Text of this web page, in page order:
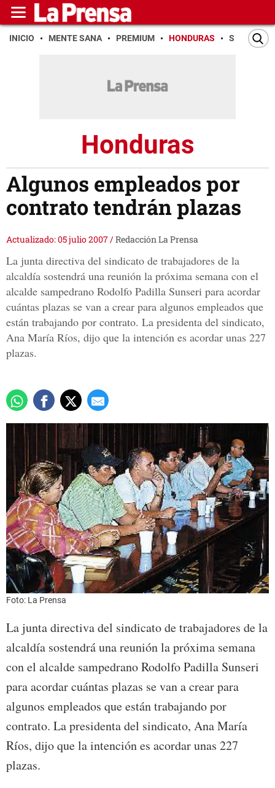
INICIO MENTE SANA PREMIUM HONDURAS SAN PEDRO
Honduras
Algunos empleados por
contrato tendrán plazas
Actualizado: 05 julio 2007/Redacción La Prensa
La junta directiva del sindicato de trabajadores de la
alcaldía sostendrá una reunión la próxima semana con el
alcalde sampedrano Rodolfo Padilla Sunseri para acordar
cuántas plazas se van a crear para algunos empleados que
están trabajando por contrato. La presidenta del sindicato,
Ana María Ríos, dijo que la intención es acordar unas 227
plazas.
Foto: La Prensa
La junta directiva del sindicato de trabajadores de la
alcaldía sostendrá una reunión la próxima semana
con el alcalde sampedrano Rodolfo Padilla Sunseri
para acordar cuántas plazas se van a crear para
algunos empleados que están trabajando por
contrato. La presidenta del sindicato, Ana María
Ríos, dijo que la intención es acordar unas 227
plazas.